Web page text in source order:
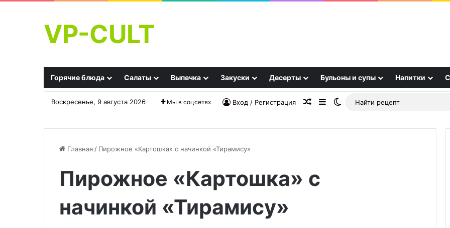
VP-CULT
Горячие блюда Салаты Выпечка Закуски Десерты Бульоны и супы Напитки
Воскресенье, 9 августа 2026 Мы в соцсетях Вход / Регистрация Случайная статья
SidebarSwitch skin
Главная / Пирожное «Картошка» с начинкой «Тирамису»
Пирожное «Картошка» с
начинкой «Тирамису»
Постный
борщ
квашеной
Творожные
рулетики